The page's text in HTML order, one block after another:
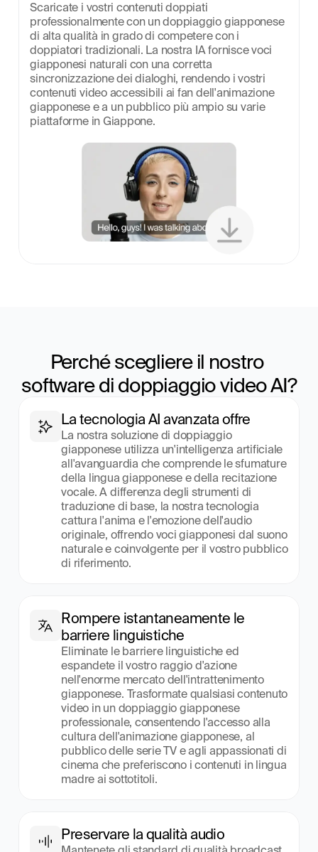
Scaricate i vostri contenuti doppiati
professionalmente con un doppiaggio giapponese
di alta qualità in grado di competere con i
doppiatori tradizionali. La nostra IA fornisce voci
giapponesi naturali con una corretta
sincronizzazione dei dialoghi, rendendo i vostri
contenuti video accessibili ai fan dell'animazione
giapponese e a un pubblico più ampio su varie
piattaforme in Giappone.
Perché scegliere il nostro
software di doppiaggio video AI?
La tecnologia AI avanzata offre
La nostra soluzione di doppiaggio
giapponese utilizza un'intelligenza artificiale
all'avanguardia che comprende le sfumature
della lingua giapponese e della recitazione
vocale. A differenza degli strumenti di
traduzione di base, la nostra tecnologia
cattura l'anima e l'emozione dell'audio
originale, offrendo voci giapponesi dal suono
naturale e coinvolgente per il vostro pubblico
di riferimento.
Rompere istantaneamente le
barriere linguistiche
Eliminate le barriere linguistiche ed
espandete il vostro raggio d'azione
nell'enorme mercato dell'intrattenimento
giapponese. Trasformate qualsiasi contenuto
video in un doppiaggio giapponese
professionale, consentendo l'accesso alla
cultura dell'animazione giapponese, al
pubblico delle serie TV e agli appassionati di
cinema che preferiscono i contenuti in lingua
madre ai sottotitoli.
Preservare la qualità audio